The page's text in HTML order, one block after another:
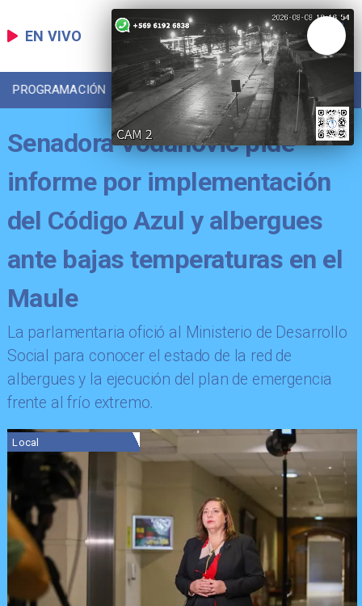
EN VIVO
PROGRAMACIÓN LOCAL DEPORTES
Senadora Vodanovic pide
informe por implementación
del Código Azul y albergues
ante bajas temperaturas en el
Maule
​La parlamentaria ofició al Ministerio de Desarrollo
Social para conocer el estado de la red de
albergues y la ejecución del plan de emergencia
frente al frío extremo.
Local